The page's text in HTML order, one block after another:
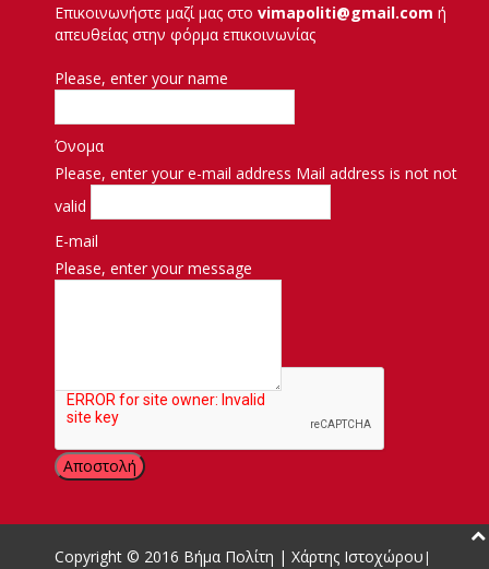
Επικοινωνήστε μαζί μας στο vimapoliti@gmail.com ή
απευθείας στην φόρμα επικοινωνίας
Please, enter your name
Όνομα
Please, enter your e-mail address Mail address is not not
valid
E-mail
Please, enter your message
Μήνυμα
Copyright © 2016 Βήμα Πολίτη | Χάρτης Ιστοχώρου |